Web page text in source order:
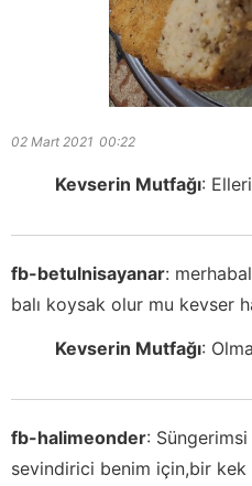
02 Mart 2021 00:22
Kevserin Mutfağı:
fb-betulnisayanar:
balı koysak olur mu kevser
Kevserin Mutfağı:
fb-halimeonder:
sevindirici benim için,bir